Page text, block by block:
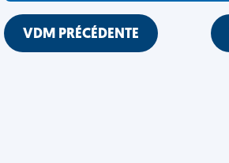
VDM PRÉCÉDENTE